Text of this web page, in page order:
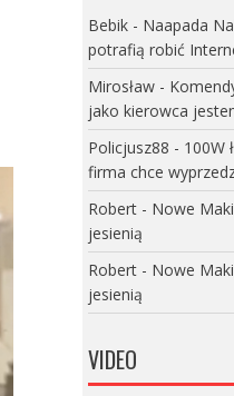
Bebik- Naapada
potrafią robić
Mirosław-
jako kierowca
Policjusz88 - 100W
firma chce
Robert- Nowe
jesienią
Robert- Nowe
jesienią
VIDEO